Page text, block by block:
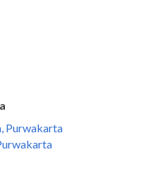
Purwakarta